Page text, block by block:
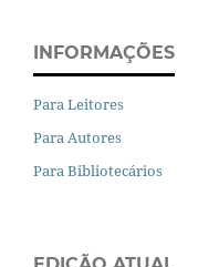
INFORMAÇÕES
Para Leitores
Para Autores
Para Bibliotecários